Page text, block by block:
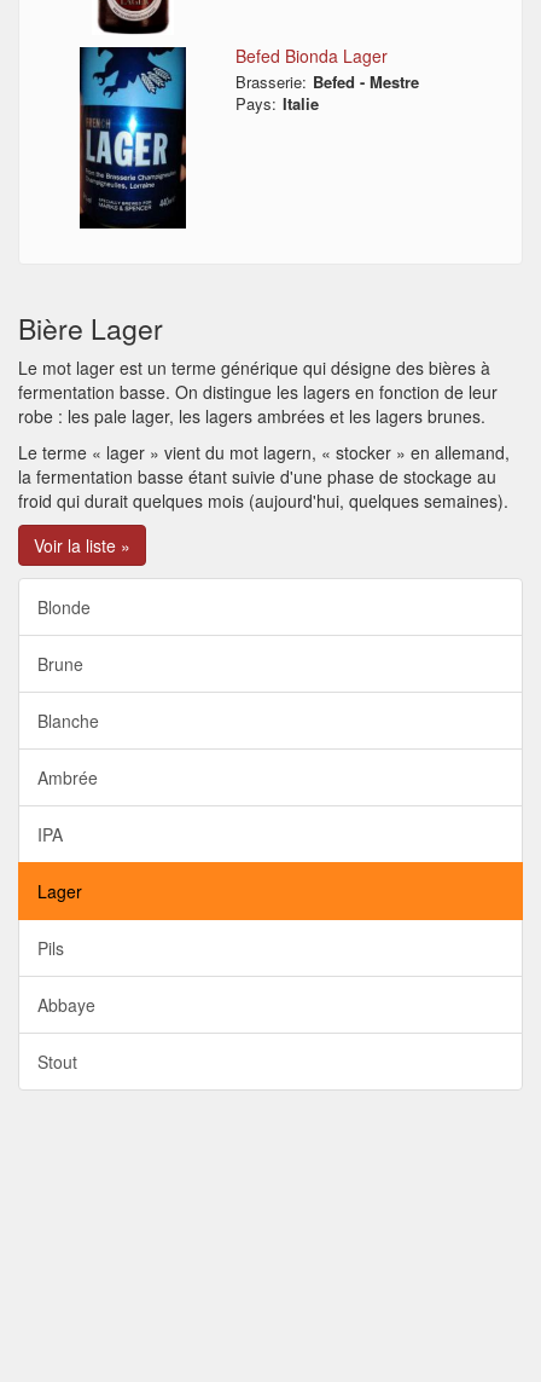
Befed Bionda Lager
Brasserie: Befed - Mestre
Pays: Italie
Bière Lager
Le mot lager est un terme générique qui désigne des bières à
fermentation basse. On distingue les lagers en fonction de leur
robe : les pale lager, les lagers ambrées et les lagers brunes.
Le terme « lager » vient du mot lagern, « stocker » en allemand,
la fermentation basse étant suivie d'une phase de stockage au
froid qui durait quelques mois (aujourd'hui, quelques semaines).
Voir la liste »
Blonde
Brune
Blanche
Ambrée
IPA
Lager
Pils
Abbaye
Stout